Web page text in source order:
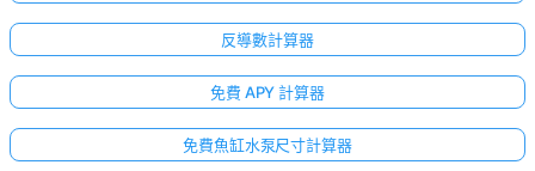
反導數計算器
免費 APY 計算器
免費魚缸水泵尺寸計算器